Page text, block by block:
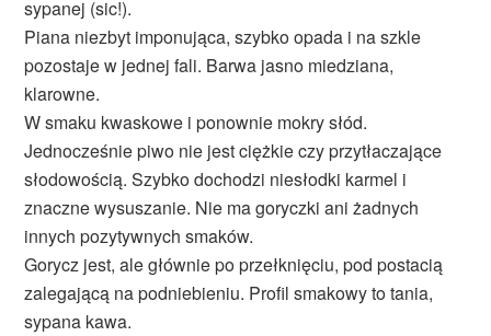
sypanej (sic!).
Piana niezbyt imponująca, szybko opada i na szkle
pozostaje w jednej fali. Barwa jasno miedziana,
klarowne.
W smaku kwaskowe i ponownie mokry słód.
Jednocześnie piwo nie jest ciężkie czy przytłaczające
słodowością. Szybko dochodzi niesłodki karmel i
znaczne wysuszanie. Nie ma goryczki ani żadnych
innych pozytywnych smaków.
Gorycz jest, ale głównie po przełknięciu, pod postacią
zalegającą na podniebieniu. Profil smakowy to tania,
sypana kawa.